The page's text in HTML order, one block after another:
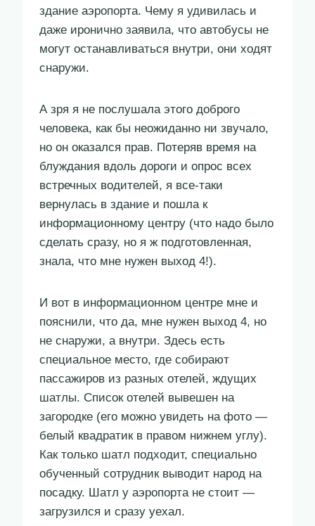
здание аэропорта. Чему я удивилась и
даже иронично заявила, что автобусы не
могут останавливаться внутри, они ходят
снаружи.
А зря я не послушала этого доброго
человека, как бы неожиданно ни звучало,
но он оказался прав. Потеряв время на
блуждания вдоль дороги и опрос всех
встречных водителей, я все-таки
вернулась в здание и пошла к
информационному центру (что надо было
сделать сразу, но я ж подготовленная,
знала, что мне нужен выход 4!).
И вот в информационном центре мне и
пояснили, что да, мне нужен выход 4, но
не снаружи, а внутри. Здесь есть
специальное место, где собирают
пассажиров из разных отелей, ждущих
шатлы. Список отелей вывешен на
загородке (его можно увидеть на фото —
белый квадратик в правом нижнем углу).
Как только шатл подходит, специально
обученный сотрудник выводит народ на
посадку. Шатл у аэропорта не стоит —
загрузился и сразу уехал.